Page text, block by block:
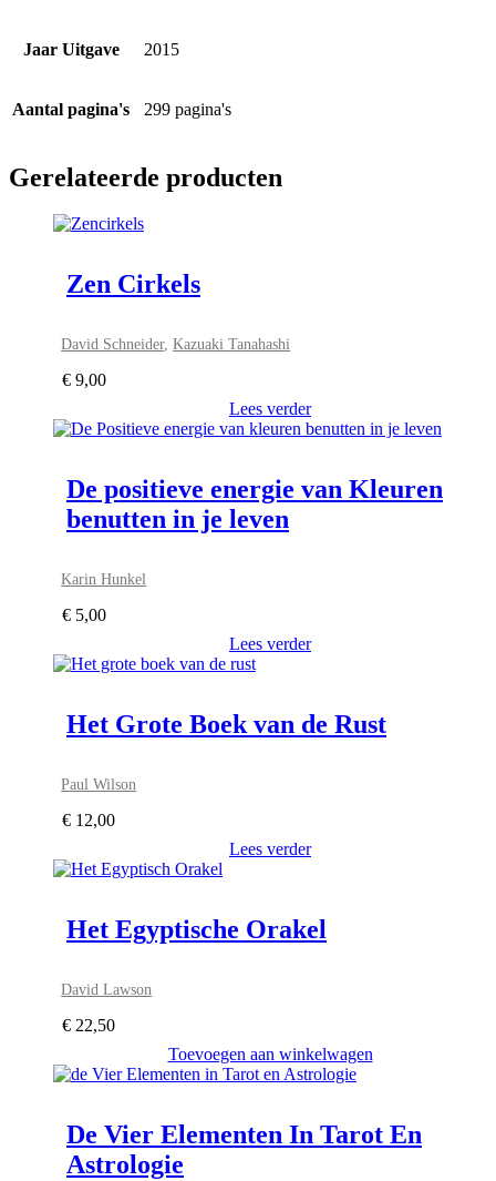
Jaar Uitgave 2015
Aantal pagina's 299 pagina's
Gerelateerde producten
Zen Cirkels
David Schneider,Kazuaki Tanahashi
€ 9,00
Lees verder
De positieve energie van Kleuren
benutten in je leven
Karin Hunkel
€ 5,00
Lees verder
Het Grote Boek van de Rust
Paul Wilson
€ 12,00
Lees verder
Het Egyptische Orakel
David Lawson
€ 22,50
Toevoegen aan winkelwagen
De Vier Elementen In Tarot En
Astrologie